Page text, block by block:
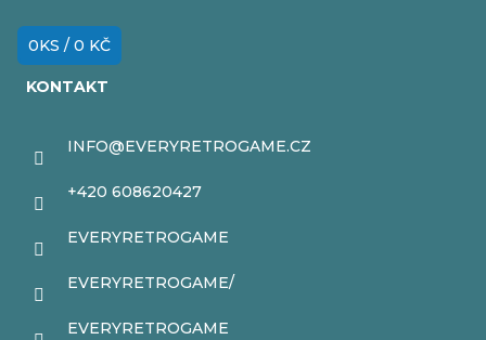
0KS / 0 KČ
KONTAKT
INFO@EVERYRETROGAME.CZ
+420 608620427
EVERYRETROGAME
EVERYRETROGAME/
EVERYRETROGAME